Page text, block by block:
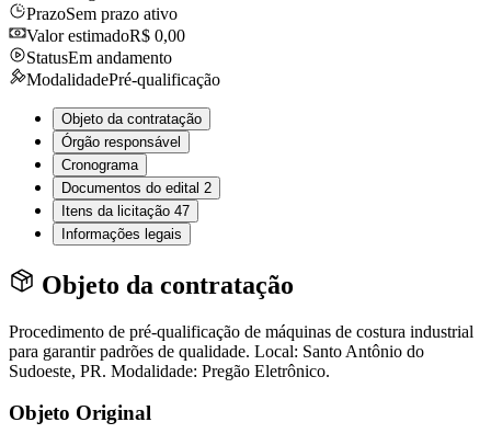
PrazoSem prazo ativo
Valor estimadoR$ 0,00
StatusEm andamento
ModalidadePré-qualificação
Objeto da contratação
Órgão responsável
Cronograma
Documentos do edital 2
Itens da licitação 47
Informações legais
Objeto da contratação
Procedimento de pré-qualificação de máquinas de costura industrial
para garantir padrões de qualidade. Local: Santo Antônio do
Sudoeste, PR. Modalidade: Pregão Eletrônico.
Objeto Original